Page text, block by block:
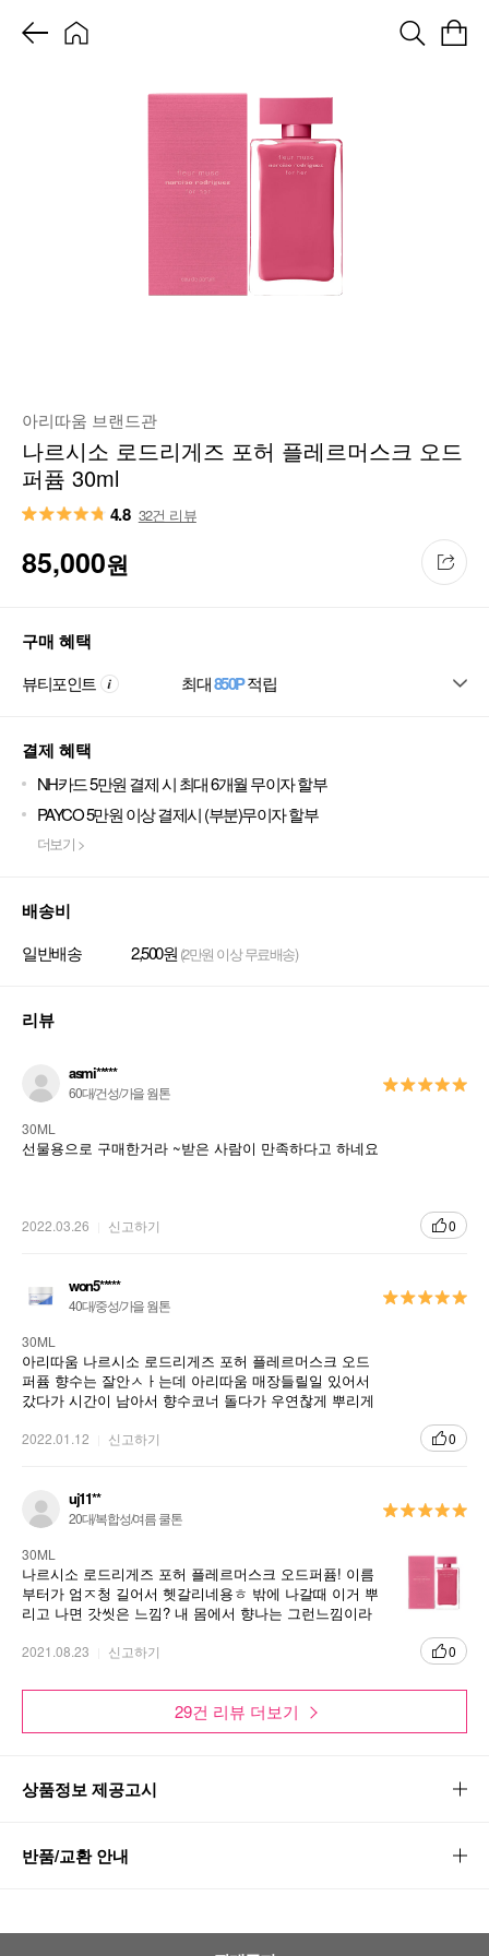
아리따움 브랜드관
나르시소 로드리게즈 포허 플레르머스크 오드
퍼퓸 30ml
4.8 32건 리뷰
85,000원
구매 혜택
뷰티포인트 최대850P적립
결제 혜택
NH카드 5만원 결제 시 최대 6개월 무이자 할부
PAYCO 5만원 이상 결제시 (부분)무이자 할부
더보기 >
배송비
일반배송 2,500원 (2만원 이상 무료배송)
리뷰
asmi*****
60대/건성/가을 웜톤
30ML
선물용으로 구매한거라 ~받은 사람이 만족하다고 하네요
2022.03.26 신고하기 0
won5*****
40대/중성/가을 웜톤
30ML
아리따움 나르시소 로드리게즈 포허 플레르머스크 오드
퍼퓸 향수는 잘안ㅅㅏ는데 아리따움 매장들릴일 있어서
갔다가 시간이 남아서 향수코너 돌다가 우연찮게 뿌리게
2022.01.12 신고하기 0
uj11**
20대/복합성/여름 쿨톤
30ML
나르시소 로드리게즈 포허 플레르머스크 오드퍼퓸! 이름
부터가 엄ㅈ청 길어서 헷갈리네용ㅎ 밖에 나갈때 이거 뿌
리고 나면 갓씻은 느낌? 내 몸에서 향나는 그런느낌이라
2021.08.23 신고하기 0
29건 리뷰 더보기
상품정보 제공고시
반품/교환 안내